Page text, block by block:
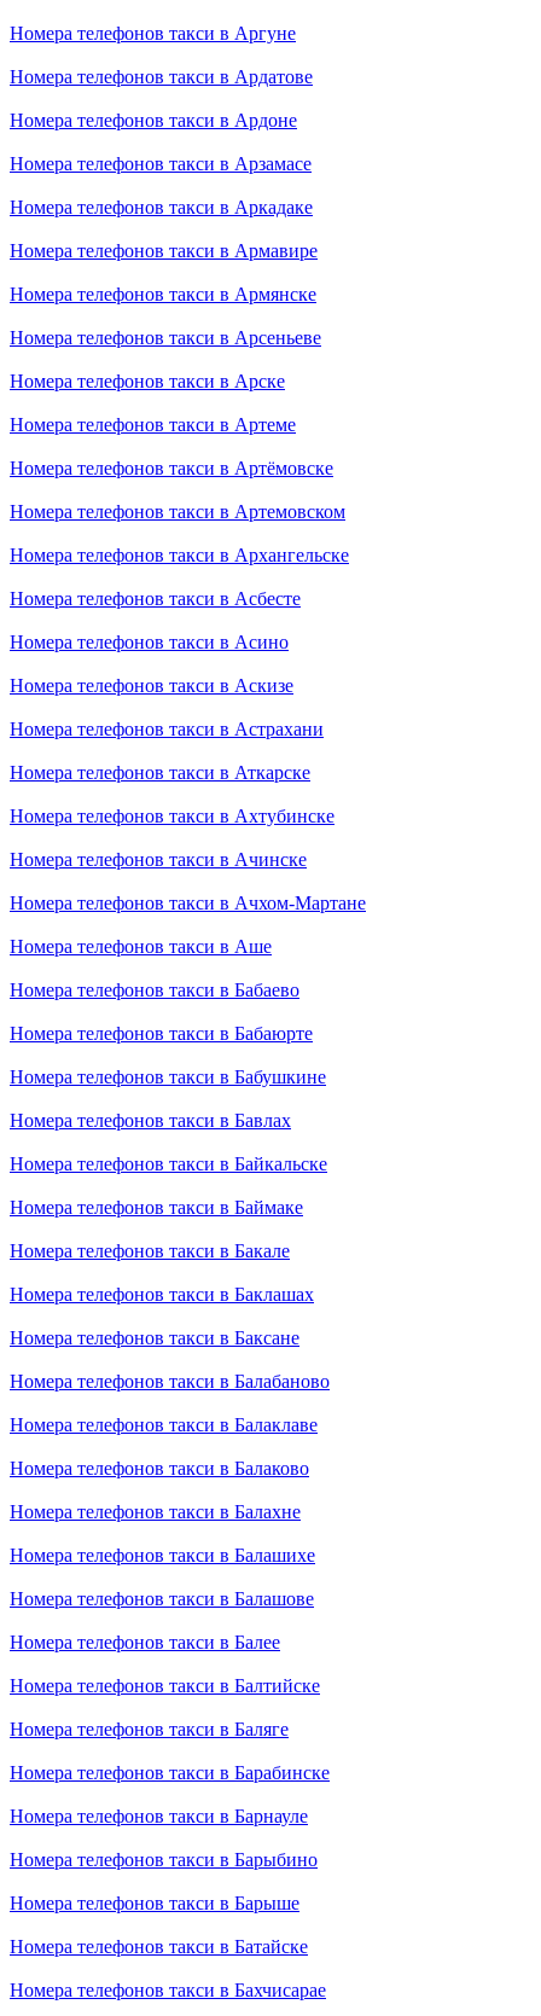
Номера телефонов такси в Аргуне
Номера телефонов такси в Ардатове
Номера телефонов такси в Ардоне
Номера телефонов такси в Арзамасе
Номера телефонов такси в Аркадаке
Номера телефонов такси в Армавире
Номера телефонов такси в Армянске
Номера телефонов такси в Арсеньеве
Номера телефонов такси в Арске
Номера телефонов такси в Артеме
Номера телефонов такси в Артёмовске
Номера телефонов такси в Артемовском
Номера телефонов такси в Архангельске
Номера телефонов такси в Асбесте
Номера телефонов такси в Асино
Номера телефонов такси в Аскизе
Номера телефонов такси в Астрахани
Номера телефонов такси в Аткарске
Номера телефонов такси в Ахтубинске
Номера телефонов такси в Ачинске
Номера телефонов такси в Ачхом-Мартане
Номера телефонов такси в Аше
Номера телефонов такси в Бабаево
Номера телефонов такси в Бабаюрте
Номера телефонов такси в Бабушкине
Номера телефонов такси в Бавлах
Номера телефонов такси в Байкальске
Номера телефонов такси в Баймаке
Номера телефонов такси в Бакале
Номера телефонов такси в Баклашах
Номера телефонов такси в Баксане
Номера телефонов такси в Балабаново
Номера телефонов такси в Балаклаве
Номера телефонов такси в Балаково
Номера телефонов такси в Балахне
Номера телефонов такси в Балашихе
Номера телефонов такси в Балашове
Номера телефонов такси в Балее
Номера телефонов такси в Балтийске
Номера телефонов такси в Баляге
Номера телефонов такси в Барабинске
Номера телефонов такси в Барнауле
Номера телефонов такси в Барыбино
Номера телефонов такси в Барыше
Номера телефонов такси в Батайске
Номера телефонов такси в Бахчисарае